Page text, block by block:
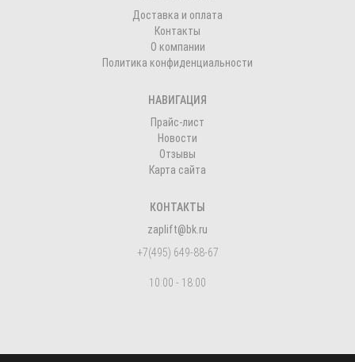
Доставка и оплата
Контакты
О компании
Политика конфиденциальности
НАВИГАЦИЯ
Прайс-лист
Новости
Отзывы
Карта сайта
КОНТАКТЫ
zaplift@bk.ru
+7(495) 649-88-67
10:00 - 18:00